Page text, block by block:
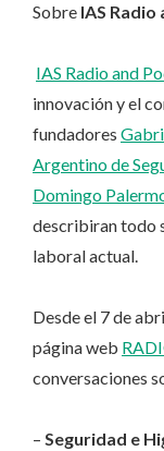
Sobre IAS Radio
IAS Radio and
innovación y el
fundadores
Argentino de
Domingo
describiran todo
laboral actual.
Desde el 7 de
página web
conversaciones
– Seguridad e